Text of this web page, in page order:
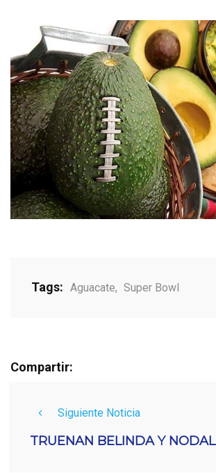
Tags: Aguacate, Super Bowl
Compartir:
Siguiente Noticia
TRUENAN BELINDA Y NODAL